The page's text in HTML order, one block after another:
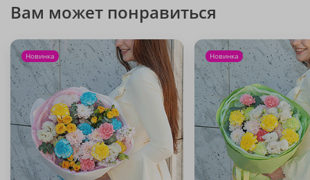
Вам может понравиться
Новинка Новинка